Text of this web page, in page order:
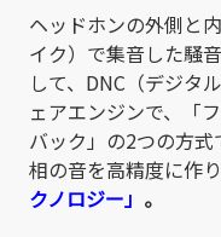
ヘッドホンの外側と
イク）で集音した騒
して、DNC（デジタ
ェアエンジンで、「
バック」の2つの方
相の音を高精度に作
クノロジー」 。